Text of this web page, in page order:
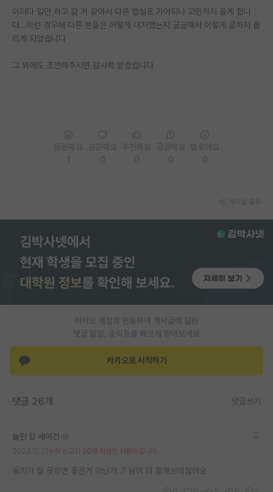
장학금/장학생 게시판
학술 정보 게시판
이러다 일만 하고 갈 거 같아서 다른 랩실로 가야되나 고민까지 들게 합니
다…이런 경우에 다른 분들은 어떻게 대처했는지 궁금해서 이렇게 글까지 올
리게 되었습니다
그 외에도 조언해주시면 감사히 받겠습니다
카카오 계정과 연동하여 게시글에 달린
댓글 알람, 소식등을 빠르게 받아보세요
카카오로 시작하기
댓글 26개 댓글쓰기
놀란 칼 세이건
누적 신고가 20개 이상인 사용자입니다.
동기가 잘 못하면 좋은거 아닌가..? 님이 더 잘해보이잖아요